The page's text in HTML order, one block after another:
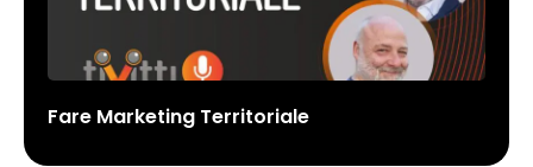
Fare Marketing Territoriale